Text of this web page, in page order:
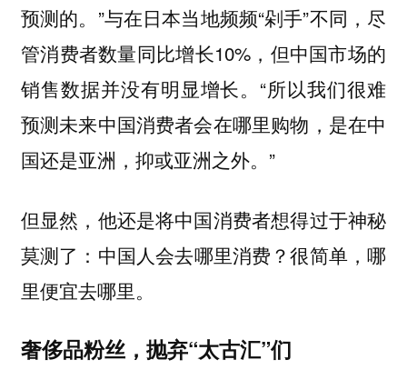
预测的。”与在日本当地频频“剁手”不同，尽
管消费者数量同比增长10%，但中国市场的
销售数据并没有明显增长。“所以我们很难
预测未来中国消费者会在哪里购物，是在中
国还是亚洲，抑或亚洲之外。”
但显然，他还是将中国消费者想得过于神秘
莫测了： 中国人会去哪里消费？很简单，哪
里便宜去哪里。
奢侈品粉丝，抛弃“太古汇”们